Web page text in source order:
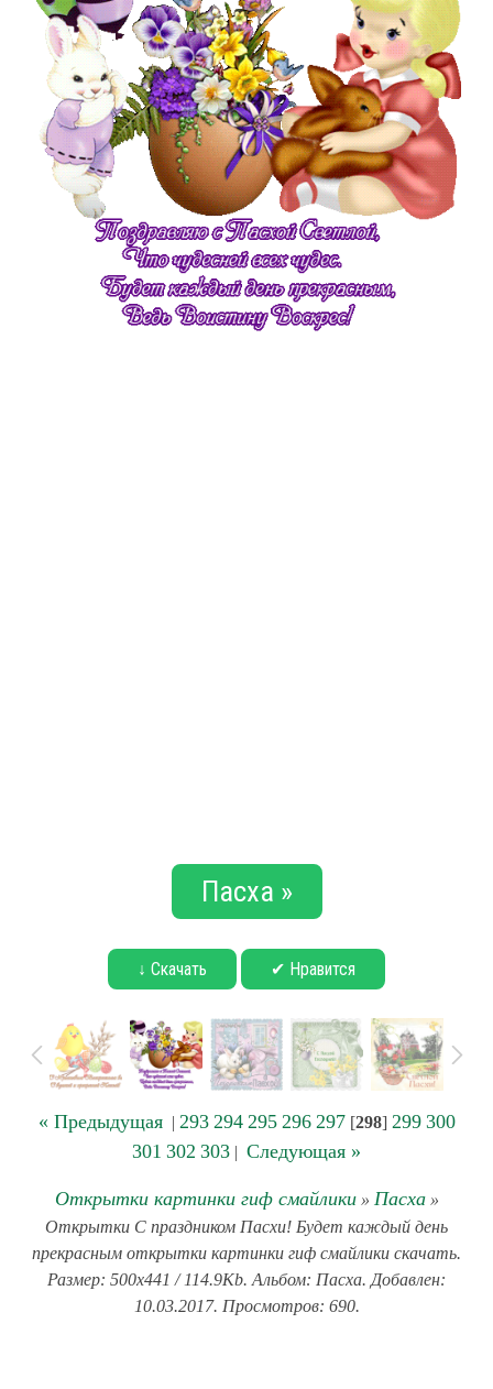
Пасха »
↓ Скачать ✔ Нравится
« Предыдущая| 293 294 295 296 297[298] 299 300
301 302 303 | Следующая »
Открытки картинки гиф смайлики» Пасха»
Открытки С праздником Пасхи! Будет каждый день
прекрасным открытки картинки гиф смайлики скачать.
Размер: 500x441 / 114.9Kb. Альбом: Пасха. Добавлен:
10.03.2017. Просмотров: 690.